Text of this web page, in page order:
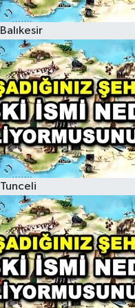
Balıkesir
Tunceli